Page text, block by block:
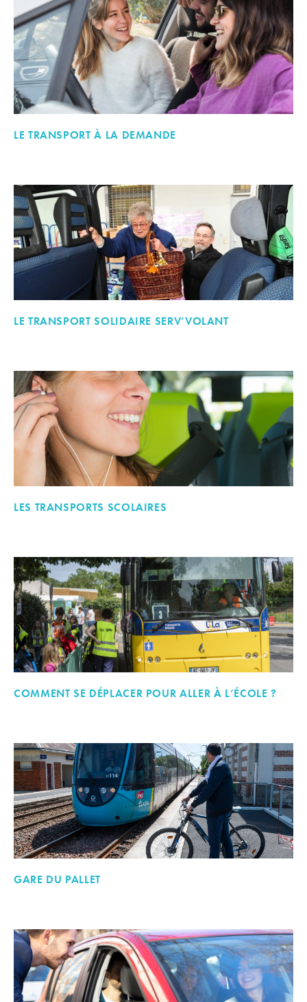
LE TRANSPORT À LA DEMANDE
LE TRANSPORT SOLIDAIRE SERV’VOLANT
LES TRANSPORTS SCOLAIRES
COMMENT SE DÉPLACER POUR ALLER À L’ÉCOLE ?
GARE DU PALLET